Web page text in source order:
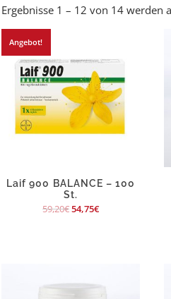
Ergebnisse 1 – 12 von 14 werden
Angebot!
Laif 900 BALANCE – 100
St.
59,20€54,75€